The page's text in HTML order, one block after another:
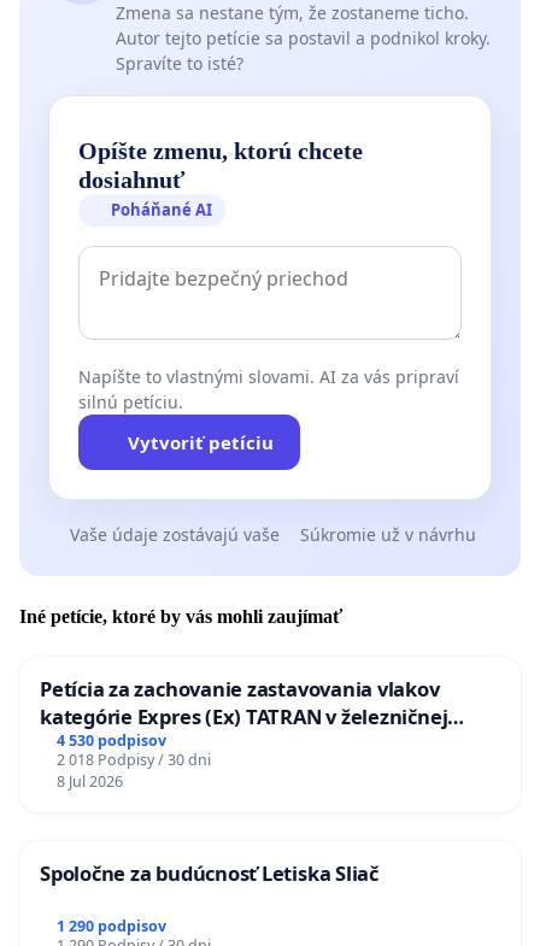
Zmena sa nestane tým, že zostaneme ticho.
Autor tejto petície sa postavil a podnikol kroky.
Spravíte to isté?
Opíšte zmenu, ktorú chcete
dosiahnuť
Poháňané AI
Napíšte to vlastnými slovami. AI za vás pripraví
silnú petíciu.
Vytvoriť petíciu
Vaše údaje zostávajú vaše Súkromie už v návrhu
Iné petície, ktoré by vás mohli zaujímať
Petícia za zachovanie zastavovania vlakov
kategórie Expres (Ex) TATRAN v železničnej
stanici Púchov
4 530 podpisov
2 018 Podpisy / 30 dni
8 Jul 2026
Spoločne za budúcnosť Letiska Sliač
1 290 podpisov